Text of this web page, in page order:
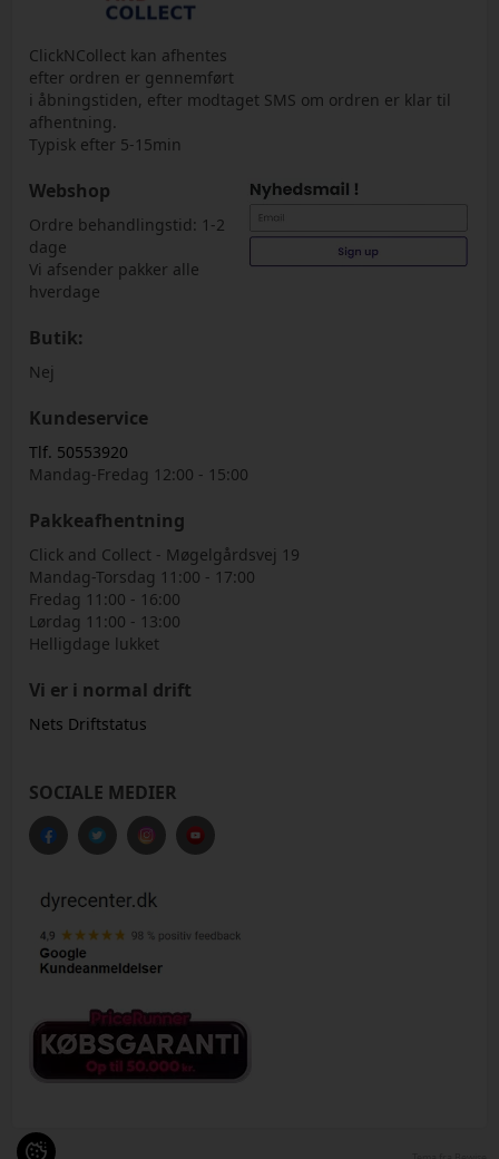
ClickNCollect kan afhentes
efter ordren er gennemført
i åbningstiden, efter modtaget SMS om ordren er klar til
afhentning.
Typisk efter 5-15min
Webshop
Ordre behandlingstid: 1-2
dage
Vi afsender pakker alle
hverdage
Butik:
Nej
Kundeservice
Tlf. 50553920
Mandag-Fredag 12:00 - 15:00
Pakkeafhentning
Click and Collect - Møgelgårdsvej 19
Mandag-Torsdag 11:00 - 17:00
Fredag 11:00 - 16:00
Lørdag 11:00 - 13:00
Helligdage lukket
Vi er i normal drift
Nets Driftstatus
SOCIALE MEDIER